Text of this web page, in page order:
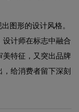
图形的设计风格。
计师在标志中融合
美特征，又突出品牌
给消费者留下深刻